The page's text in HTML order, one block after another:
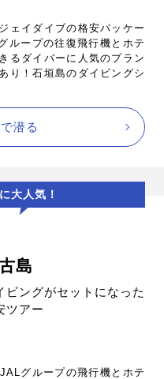
ェイダイブの格安パッケー
ループの往復飛行機とホテ
るダイバーに人気のプラン
り！石垣島のダイビングシ
潜る
大人気！
島
ビングがセットになった
ツアー
グループの飛行機とホテ